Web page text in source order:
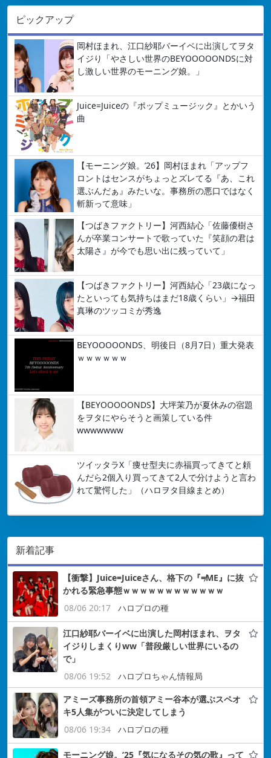
ピックアップ
岡村ほまれ、江口紗耶バーイベに出演してヲタ
イジり「やさしい世界のBEYOOOOONDSに対
し激しい世界のモーニング娘。」
Juice=Juiceの『ポップミュージック』とかいう
曲
【モーニング娘。’26】岡村ほまれ「アップフ
ロントはセンスがちょっとズレてる『あ、これ
選ぶんだぁ』みたいな。事務所の悪口ではなく
斬新って意味」
【つばきファクトリー】河西結心「佐藤優樹さ
んが卒業コンサートで歌っていた『笑顔の君は
太陽さ』が今でも思い出に残っていて」
【つばきファクトリー】河西結心「23歳になっ
たといっても気持ちはまだ18歳くらい」→福田
真琳のツッコミが秀逸
BEYOOOOONDS、明後日（8月7日）重大発表
ｗｗｗｗｗｗ
【BEYOOOOONDS】大坪茉乃が夏休みの宿題
をヲタにやらそうと画策している件
wwwwwww
ツイッタラX「痩せ型夫に赤福買ってきてと頼
んだら2個入り買ってきて2人で分けようと言わ
れて驚愕した」（ハロヲタ目線まとめ）
新着記事
【衝撃】Juice=Juiceさん、格下の『≠ME』に抜
かれる緊急事態ｗｗｗｗｗｗｗｗｗｗｗｗ
08/06 20:17
ハロプロの種
江口紗耶バーイベに出演した岡村ほまれ、ヲタ
イジりしまくりww「普段厳しい世界にいるの
で」
08/06 19:52
ハロプロちゃん情報局
アミーズ事務所の首領アミー谷本が選ぶスペオ
キ5人集がついに決定してしまう
08/06 19:34
ハロプロの種
モーニング娘。’25『気になるその気の歌』って